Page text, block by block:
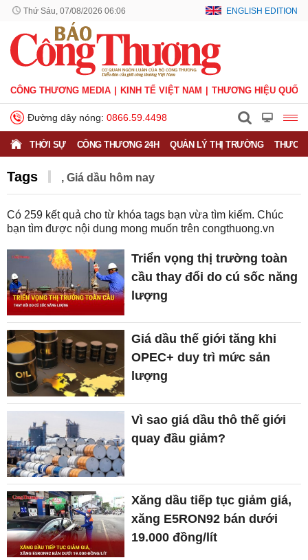
Thứ Sáu, 07/08/2026 06:06 ENGLISH EDITION
CÔNG THƯƠNG MEDIA KINH TẾ VIỆT NAM THƯƠNG HIỆU QUỐC
Đường dây nóng: 0866.59.4498
THỜI SỰ CÔNG THƯƠNG 24H QUẢN LÝ THỊ TRƯỜNG
Tags , Giá dầu hôm nay
Có 259 kết quả cho từ khóa tags bạn vừa tìm kiếm. Chúc
bạn tìm được nội dung mong muốn trên congthuong.vn
Triển vọng thị trường toàn
cầu thay đổi do cú sốc năng
lượng
Giá dầu thế giới tăng khi
OPEC+ duy trì mức sản
lượng
Vì sao giá dầu thô thế giới
quay đầu giảm?
Xăng dầu tiếp tục giảm giá,
xăng E5RON92 bán dưới
19.000 đồng/lít